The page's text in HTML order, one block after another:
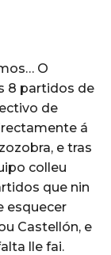
O
8 partidos de
de
á
e tras
colleu
que nin
esquecer
Castellón, e
lle fai.